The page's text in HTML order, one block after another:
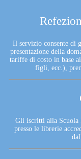
Il servizio consente di
presentazione della
tariffe di costo in base
figli, ecc.),
Gli iscritti alla
presso le librerie